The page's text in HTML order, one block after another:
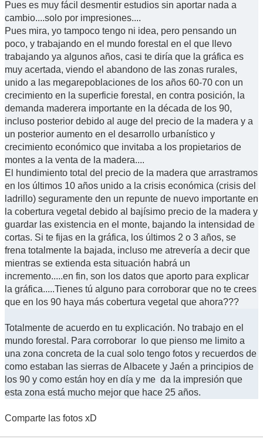
Pues es muy fácil desmentir estudios sin aportar nada a
cambio....solo por impresiones....
Pues mira, yo tampoco tengo ni idea, pero pensando un
poco, y trabajando en el mundo forestal en el que llevo
trabajando ya algunos años, casi te diría que la gráfica es
muy acertada, viendo el abandono de las zonas rurales,
unido a las megarepoblaciones de los años 60-70 con un
crecimiento en la superficie forestal, en contra posición, la
demanda maderera importante en la década de los 90,
incluso posterior debido al auge del precio de la madera y a
un posterior aumento en el desarrollo urbanístico y
crecimiento económico que invitaba a los propietarios de
montes a la venta de la madera....
El hundimiento total del precio de la madera que arrastramos
en los últimos 10 años unido a la crisis económica (crisis del
ladrillo) seguramente den un repunte de nuevo importante en
la cobertura vegetal debido al bajísimo precio de la madera y
guardar las existencia en el monte, bajando la intensidad de
cortas. Si te fijas en la gráfica, los últimos 2 o 3 años, se
frena totalmente la bajada, incluso me atrevería a decir que
mientras se extienda esta situación habrá un
incremento.....en fin, son los datos que aporto para explicar
la gráfica.....Tienes tú alguno para corroborar que no te crees
que en los 90 haya más cobertura vegetal que ahora???
Totalmente de acuerdo en tu explicación. No trabajo en el
mundo forestal. Para corroborar lo que pienso me limito a
una zona concreta de la cual solo tengo fotos y recuerdos de
como estaban las sierras de Albacete y Jaén a principios de
los 90 y como están hoy en día y me da la impresión que
esta zona está mucho mejor que hace 25 años.
Comparte las fotos xD